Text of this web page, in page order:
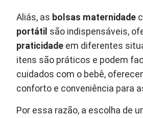
Aliás, as bolsas maternidade
portátil são indispensáveis,
praticidade em diferentes
itens são práticos e podem
cuidados com o bebê,
conforto e conveniência para
Por essa razão, a escolha de